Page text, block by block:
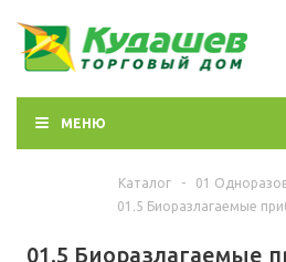
МЕНЮ
Каталог - 01
01.5 Биоразлагаемые
01.5 Биоразлагаемые